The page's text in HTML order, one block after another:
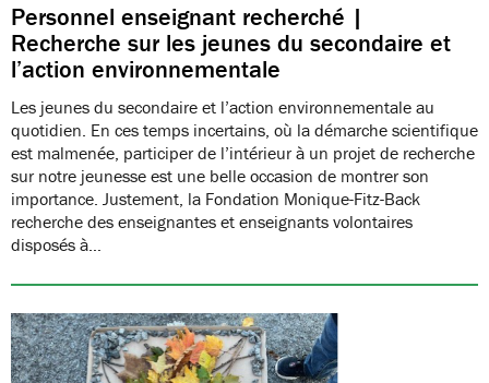
Personnel enseignant recherché |
Recherche sur les jeunes du secondaire et
l’action environnementale
Les jeunes du secondaire et l’action environnementale au
quotidien. En ces temps incertains, où la démarche scientifique
est malmenée, participer de l’intérieur à un projet de recherche
sur notre jeunesse est une belle occasion de montrer son
importance. Justement, la Fondation Monique-Fitz-Back
recherche des enseignantes et enseignants volontaires
disposés à…